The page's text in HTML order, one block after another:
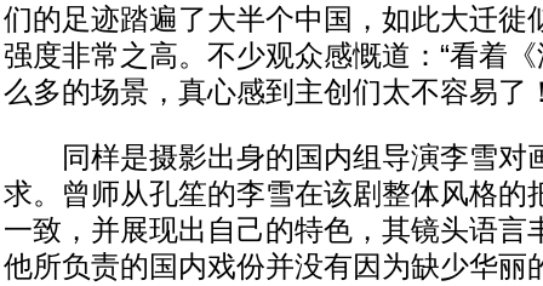
们的足迹踏遍了大半个中国，如此大迁徙
强度非常之高。不少观众感慨道：“看着
么多的场景，真心感到主创们太不容易了
同样是摄影出身的国内组导演李雪对
求。曾师从孔笙的李雪在该剧整体风格的
一致，并展现出自己的特色，其镜头语言
他所负责的国内戏份并没有因为缺少华丽